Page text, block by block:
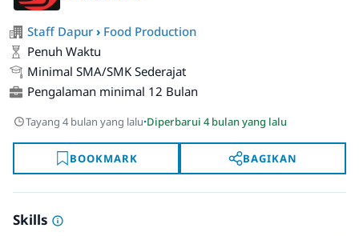
Staff Dapur › Food Production
Penuh Waktu
Minimal SMA/SMK Sederajat
Pengalaman minimal 12 Bulan
Tayang 4 bulan yang lalu·Diperbarui 4 bulan yang lalu
BOOKMARK BAGIKAN
Skills